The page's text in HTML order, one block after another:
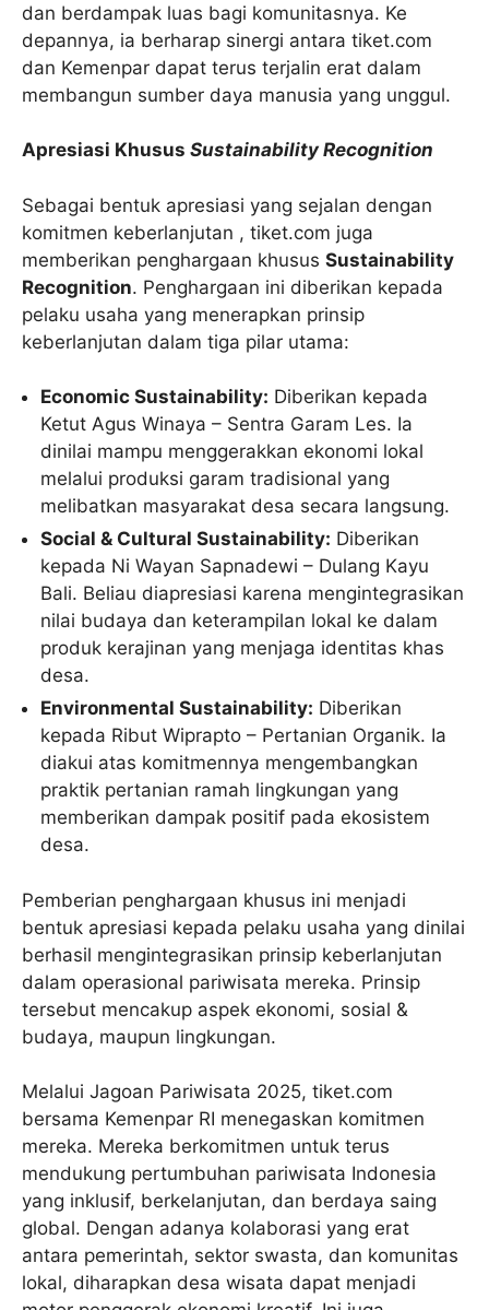
dan berdampak luas bagi komunitasnya. Ke
depannya, ia berharap sinergi antara tiket.com
dan Kemenpar dapat terus terjalin erat dalam
membangun sumber daya manusia yang unggul.
Apresiasi Khusus Sustainability Recognition
Sebagai bentuk apresiasi yang sejalan dengan
komitmen keberlanjutan , tiket.com juga
memberikan penghargaan khusus Sustainability
Recognition. Penghargaan ini diberikan kepada
pelaku usaha yang menerapkan prinsip
keberlanjutan dalam tiga pilar utama:
Economic Sustainability: Diberikan kepada
Ketut Agus Winaya – Sentra Garam Les. Ia
dinilai mampu menggerakkan ekonomi lokal
melalui produksi garam tradisional yang
melibatkan masyarakat desa secara langsung.
Social & Cultural Sustainability: Diberikan
kepada Ni Wayan Sapnadewi – Dulang Kayu
Bali. Beliau diapresiasi karena mengintegrasikan
nilai budaya dan keterampilan lokal ke dalam
produk kerajinan yang menjaga identitas khas
desa.
Environmental Sustainability: Diberikan
kepada Ribut Wiprapto – Pertanian Organik. Ia
diakui atas komitmennya mengembangkan
praktik pertanian ramah lingkungan yang
memberikan dampak positif pada ekosistem
desa.
Pemberian penghargaan khusus ini menjadi
bentuk apresiasi kepada pelaku usaha yang dinilai
berhasil mengintegrasikan prinsip keberlanjutan
dalam operasional pariwisata mereka. Prinsip
tersebut mencakup aspek ekonomi, sosial &
budaya, maupun lingkungan.
Melalui Jagoan Pariwisata 2025, tiket.com
bersama Kemenpar RI menegaskan komitmen
mereka. Mereka berkomitmen untuk terus
mendukung pertumbuhan pariwisata Indonesia
yang inklusif, berkelanjutan, dan berdaya saing
global. Dengan adanya kolaborasi yang erat
antara pemerintah, sektor swasta, dan komunitas
lokal, diharapkan desa wisata dapat menjadi